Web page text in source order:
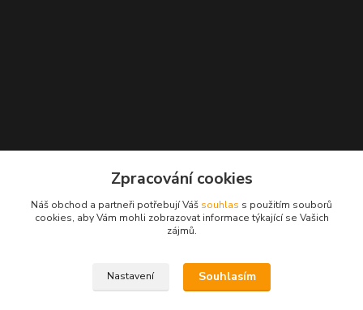
Zpracování cookies
Náš obchod a partneři potřebují Váš souhlas s použitím souborů
cookies, aby Vám mohli zobrazovat informace týkající se Vašich
zájmů.
Nastavení Souhlasím